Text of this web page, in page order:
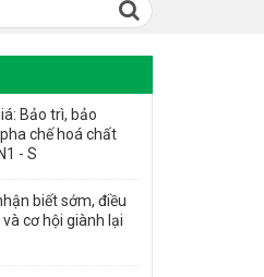
VỌNG!
Bảo trì, bảo
chế hoá chất
- S
biết sớm, điều
cơ hội giành lại